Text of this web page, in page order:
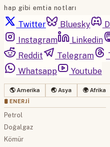
hap gibi emtia notları
Twitter Bluesky
Instagram
Linkedin
Reddit
Telegram
Whatsapp
Youtube
🌎 Amerika 🌏 Asya 🌍 Afrika
🛢 ENERJI
Petrol
Doğalgaz
Kömür